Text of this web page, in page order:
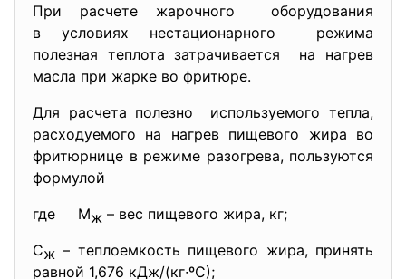
При расчете жарочного оборудования
в условиях нестационарного режима
полезная теплота затрачивается на нагрев
масла при жарке во фритюре.
Для расчета полезно используемого тепла,
расходуемого на нагрев пищевого жира во
фритюрнице в режиме разогрева, пользуются
формулой
где Мж – вес пищевого жира, кг;
Сж – теплоемкость пищевого жира, принять
равной 1,676 кДж/(кг∙ºС);